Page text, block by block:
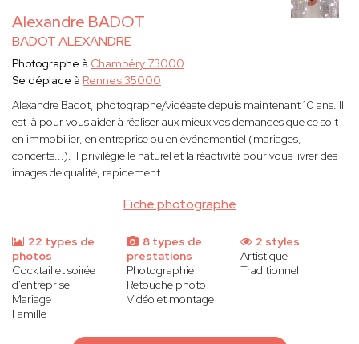
Alexandre BADOT
BADOT ALEXANDRE
Fiche photographe
Photographe à Chambéry 73000
Se déplace à Rennes 35000
Alexandre Badot, photographe/vidéaste depuis maintenant 10 ans. Il
est là pour vous aider à réaliser aux mieux vos demandes que ce soit
en immobilier, en entreprise ou en événementiel (mariages,
concerts...). Il privilégie le naturel et la réactivité pour vous livrer des
images de qualité, rapidement.
22 types de
photos
Cocktail et soirée
d'entreprise
Mariage
Famille
8 types de
prestations
Photographie
Retouche photo
Vidéo et montage
2 styles
Artistique
Traditionnel